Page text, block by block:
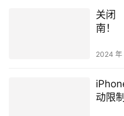
关闭
南！
2024 年
动限